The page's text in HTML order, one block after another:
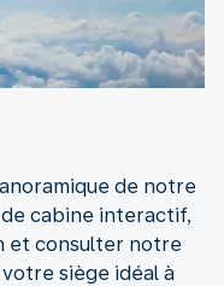
de notre
cabine interactif,
et consulter notre
siège idéal à